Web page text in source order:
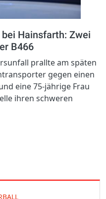
Hainsfarth: Zwei
B466
prallte am späten
gegen einen
eine 75-jährige Frau
ihren schweren